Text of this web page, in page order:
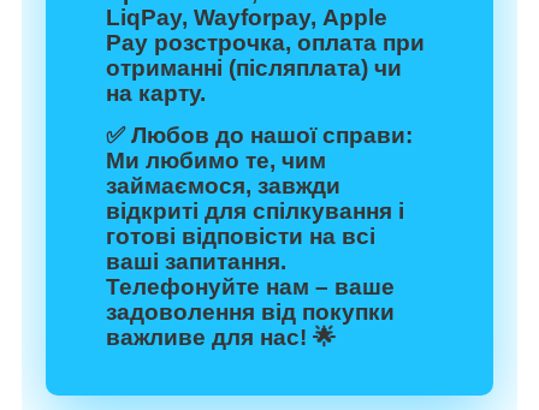
LiqPay, Wayforpay, Apple
Pay розстрочка, оплата при
отриманні (післяплата) чи
на карту.
✅Любов до нашої справи:
Ми любимо те, чим
займаємося, завжди
відкриті для спілкування і
готові відповісти на всі
ваші запитання.
Телефонуйте нам – ваше
задоволення від покупки
важливе для нас! 🌟